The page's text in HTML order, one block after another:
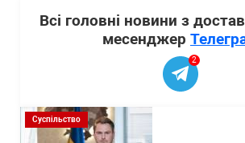
Всі головні новини з
месенджер
2
Суспільство